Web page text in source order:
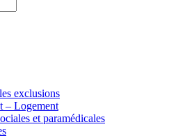
exclusions
– Logement
et paramédicales